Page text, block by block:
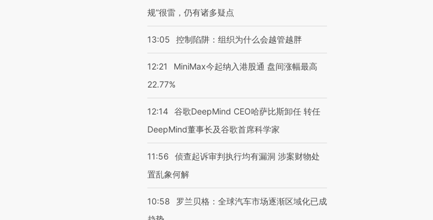
规”很雷，仍有诸多疑点
13:05 控制陷阱：组织为什么会越管越胖
12:21
MiniMax今起纳入港股通 盘间涨幅最高
22.77%
12:14 谷歌DeepMind CEO哈萨比斯卸任 转任
DeepMind董事长及谷歌首席科学家
11:56
侦查起诉审判执行均有漏洞 涉案财物处
置乱象何解
10:58
罗兰贝格：全球汽车市场逐渐区域化已成